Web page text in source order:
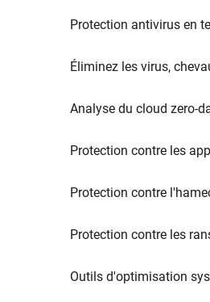
Protection antivirus en
Éliminez les virus,
Analyse du cloud zero-
Protection contre les
Protection contre
Protection contre les
Outils d'optimisation